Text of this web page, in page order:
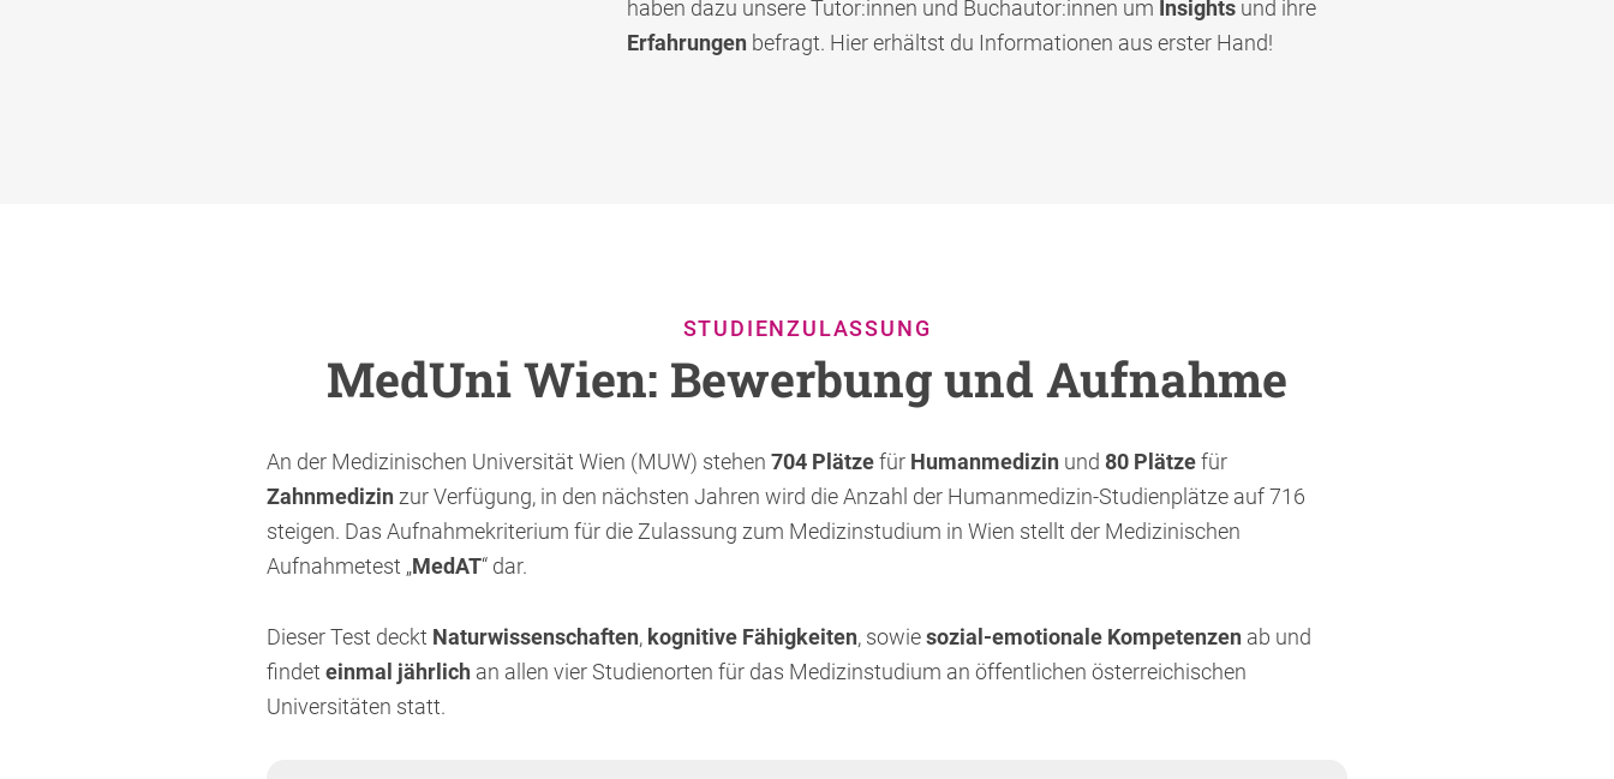
haben dazu unsere Tutor:innen und Buchautor:innen um Insightsund ihre
Erfahrungen befragt. Hier erhältst du Informationen aus erster Hand!
STUDIENZULASSUNG
MedUni Wien: Bewerbung und Aufnahme
An der Medizinischen Universität Wien (MUW) stehen 704 Plätzefür Humanmedizin und 80 Plätzefür
Zahnmedizin zur Verfügung, in den nächsten Jahren wird die Anzahl der Humanmedizin-Studienplätze auf 716
steigen. Das Aufnahmekriterium für die Zulassung zum Medizinstudium in Wien stellt der Medizinischen
Aufnahmetest „MedAT“ dar.
Dieser Test deckt Naturwissenschaften, kognitive Fähigkeiten, sowiesozial-emotionale Kompetenzen ab und
findet einmal jährlich an allen vier Studienorten für das Medizinstudium an öffentlichen österreichischen
Universitäten statt.